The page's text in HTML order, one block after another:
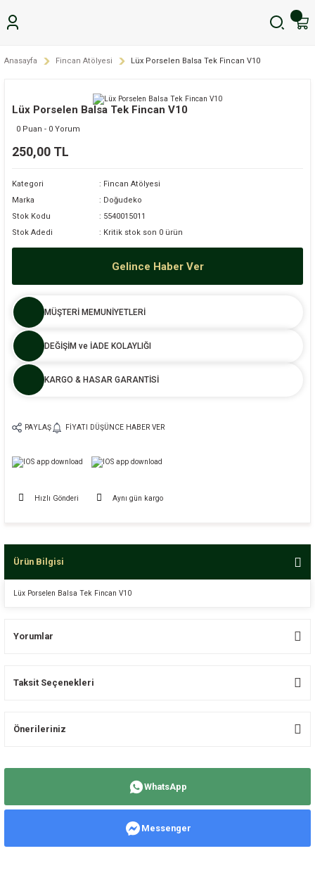
Anasayfa Fincan Atölyesi Lüx Porselen Balsa Tek Fincan V10
Lüx Porselen Balsa Tek Fincan V10
0 Puan - 0 Yorum
250,00 TL
Kategori
Fincan Atölyesi
Marka
Doğudeko
Stok Kodu
5540015011
Stok Adedi
Kritik stok son 0 ürün
Gelince Haber Ver
MÜŞTERİ MEMUNİYETLERİ
DEĞİŞİM ve İADE KOLAYLIĞI
KARGO & HASAR GARANTİSİ
PAYLAŞ FIYATI DÜŞÜNCE HABER VER
Hızlı Gönderi Aynı gün kargo
Ürün Bilgisi
Lüx Porselen Balsa Tek Fincan V10
Yorumlar
Taksit Seçenekleri
Önerileriniz
Ürün resmi kalitesiz, bozuk veya görüntülenemiyor.
WhatsApp
Messenger